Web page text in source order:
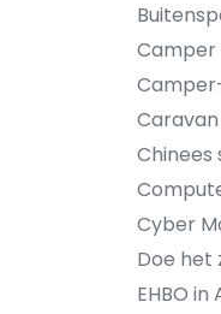
Camper
Cyber
Doe het
EHBO